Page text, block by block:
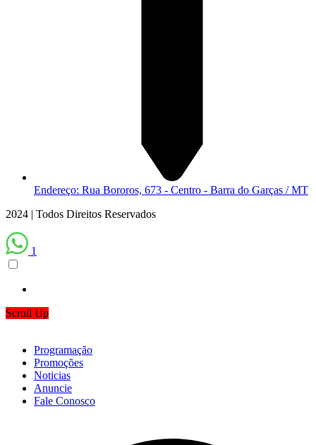
Endereço: Rua Bororos, 673 - Centro - Barra do Garças / MT
2024 | Todos Direitos Reservados
1
Scroll Up
Programação
Promoções
Noticias
Anuncie
Fale Conosco